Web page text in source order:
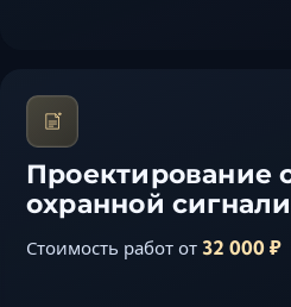
Проектирование
охранной
Стоимость работ от 32 000 ₽